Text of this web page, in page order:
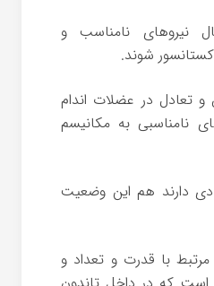
نیروهای نامناسب و
شوند.
تعادل در عضلات اندام
نامناسبی به مکانیسم
دارند هم این وضعیت
با قدرت و تعداد و